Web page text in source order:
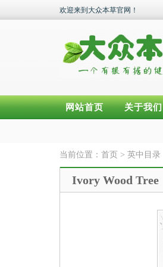
欢迎来到大众本草官网！
网站首页 关于我们
当前位置： 首页 > 英中目录
Ivory Wood Tree